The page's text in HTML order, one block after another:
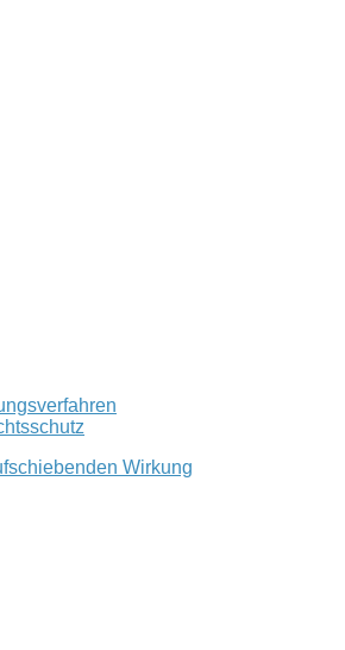
Wirkung